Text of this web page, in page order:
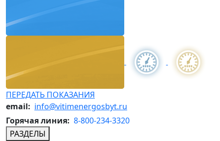
ПЕРЕДАТЬ ПОКАЗАНИЯ
email: info@vitimenergosbyt.ru
Горячая линия: 8-800-234-3320
РАЗДЕЛЫ